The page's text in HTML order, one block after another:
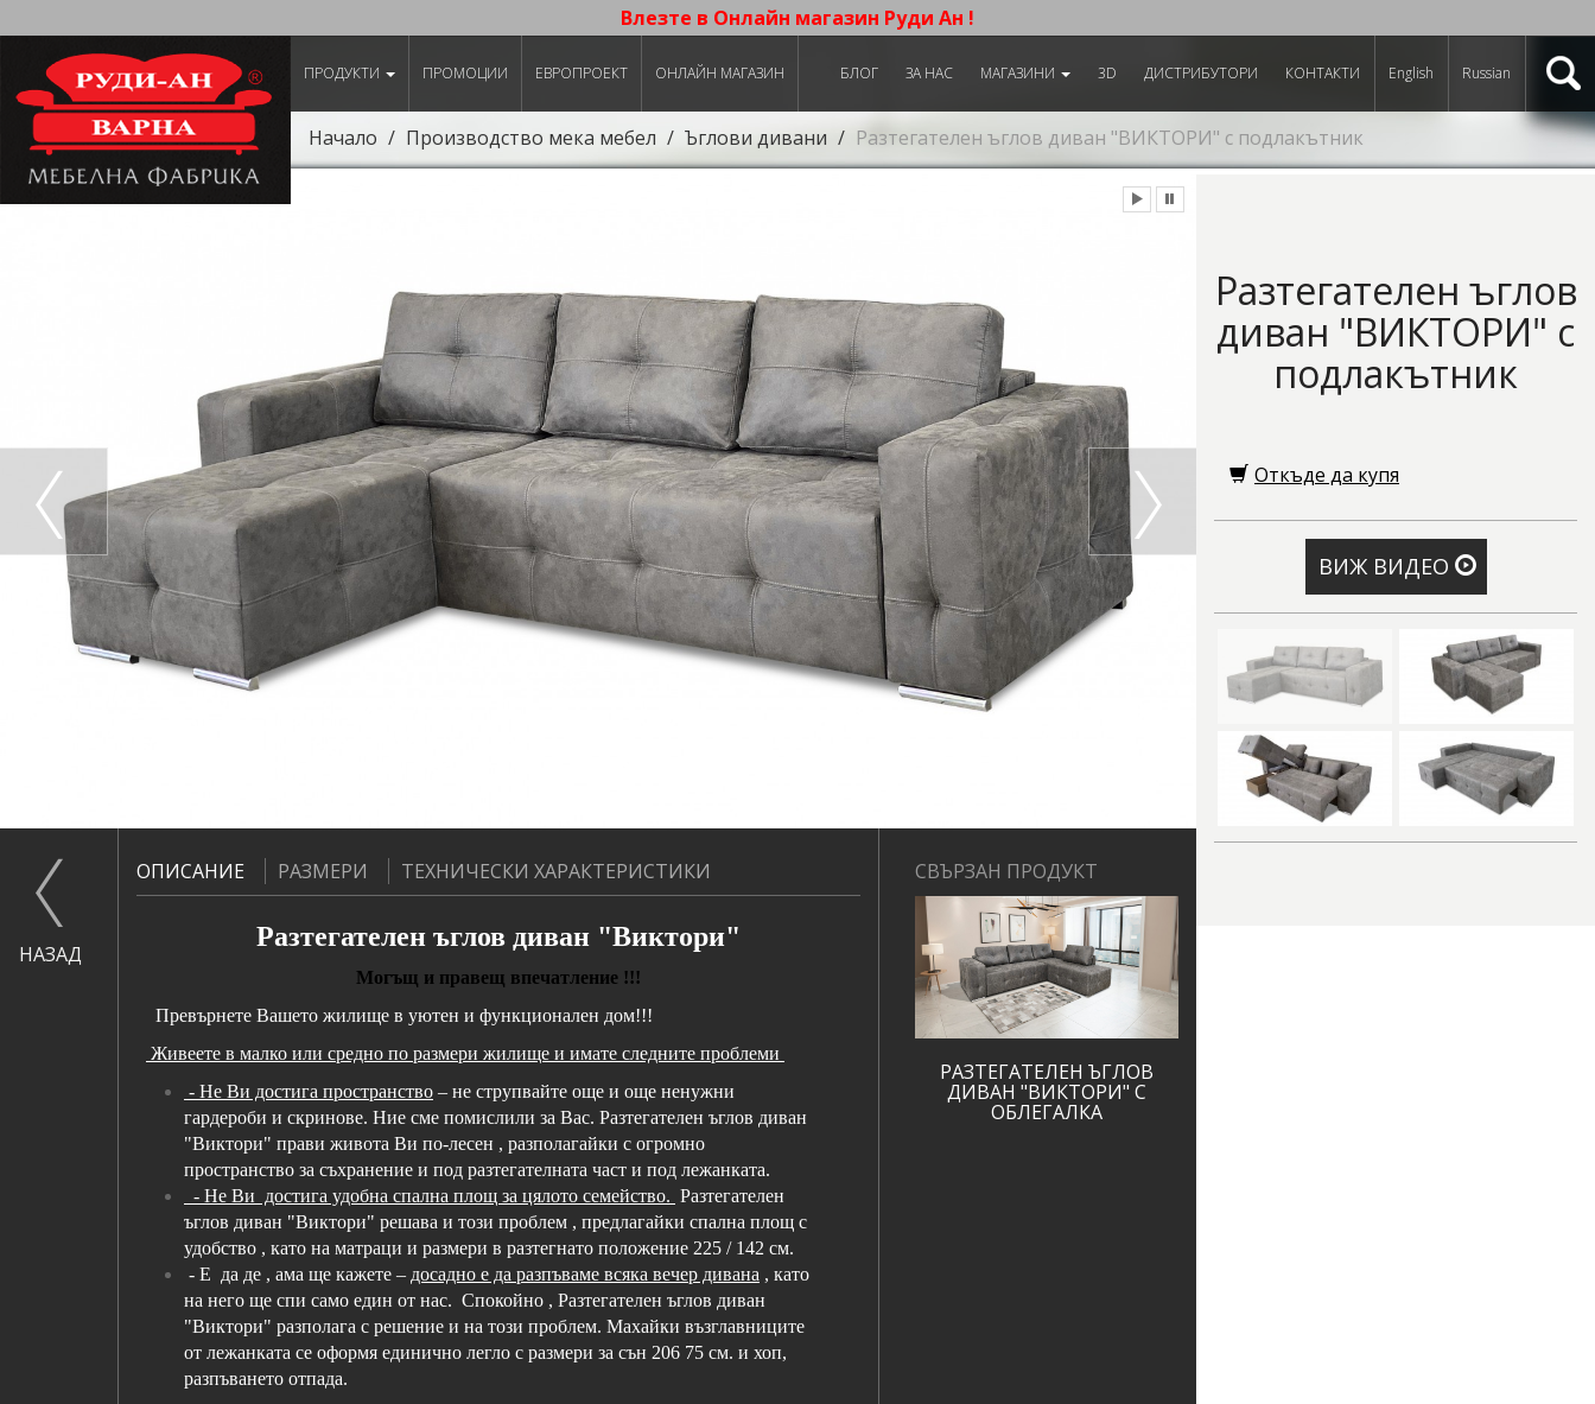
Влезте в Онлайн магазин Руди Ан !
ПРОДУКТИ ПРОМОЦИИ ЕВРОПРОЕКТ ОНЛАЙН МАГАЗИН БЛОГ ЗА НАС МАГАЗИНИ 3D ДИСТРИБУТОРИ КОНТАКТИ English Russian
Начало Производство мека мебел Ъглови дивани Разтегателен ъглов диван "ВИКТОРИ" с подлакътник
Разтегателен ъглов
диван "ВИКТОРИ" с
подлакътник
Откъде да купя
ВИЖ ВИДЕО
НАЗАД
ОПИСАНИЕ РАЗМЕРИ ТЕХНИЧЕСКИ ХАРАКТЕРИСТИКИ
Разтегателен ъглов диван "Виктори"
Могъщ и правещ впечатление !!!
Превърнете Вашето жилище в уютен и функционален дом!!!
Живеете в малко или средно по размери жилище и имате следните проблеми
- Не Ви достига пространство – не струпвайте още и още ненужни
гардероби и скринове. Ние сме помислили за Вас. Разтегателен ъглов диван
"Виктори" прави живота Ви по-лесен , разполагайки с огромно
пространство за съхранение и под разтегателната част и под лежанката.
- Не Ви достига удобна спална площ за цялото семейство. Разтегателен
ъглов диван "Виктори" решава и този проблем , предлагайки спална площ с
удобство , като на матраци и размери в разтегнато положение 225 / 142 см.
- Е да де , ама ще кажете – досадно е да разпъваме всяка вечер дивана , като
на него ще спи само един от нас. Спокойно , Разтегателен ъглов диван
"Виктори" разполага с решение и на този проблем. Махайки възглавниците
от лежанката се оформя единично легло с размери за сън 206 75 см. и хоп,
разпъването отпада.
СВЪРЗАН ПРОДУКТ
РАЗТЕГАТЕЛЕН ЪГЛОВ
ДИВАН "ВИКТОРИ" С
ОБЛЕГАЛКА